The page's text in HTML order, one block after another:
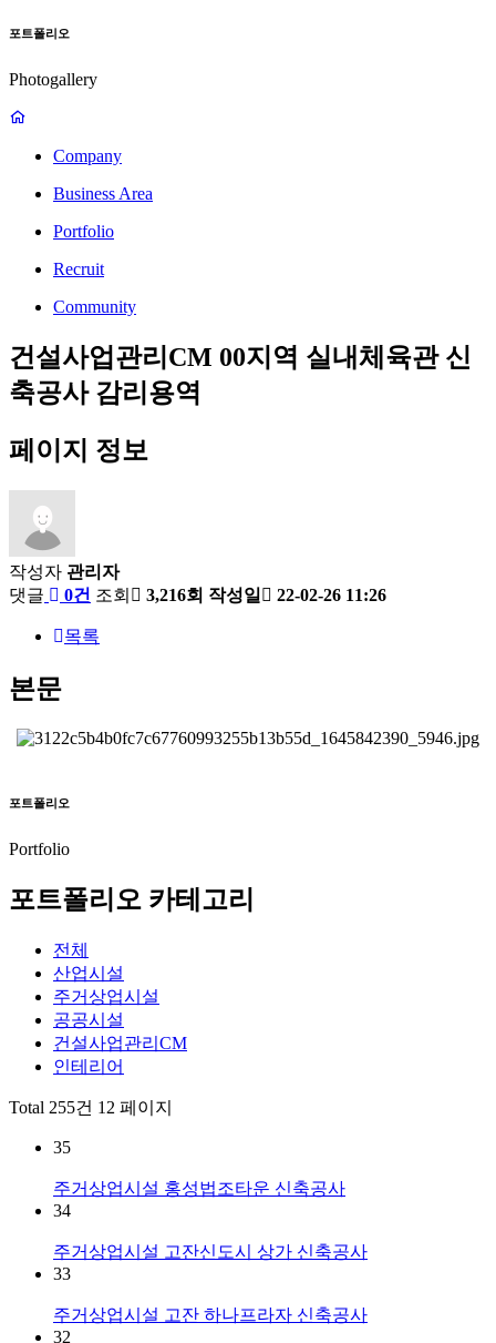
포트폴리오
Photogallery
Company
Business Area
Portfolio
Recruit
Community
건설사업관리CM 00지역 실내체육관 신
축공사 감리용역
페이지 정보
작성자 관리자
댓글
0건 조회 3,216회 작성일 22-02-26 11:26
목록
본문
포트폴리오
Portfolio
포트폴리오 카테고리
전체
산업시설
주거상업시설
공공시설
건설사업관리CM
인테리어
Total 255건 12 페이지
35
주거상업시설 홍성법조타운 신축공사
34
주거상업시설 고잔신도시 상가 신축공사
33
주거상업시설 고잔 하나프라자 신축공사
32